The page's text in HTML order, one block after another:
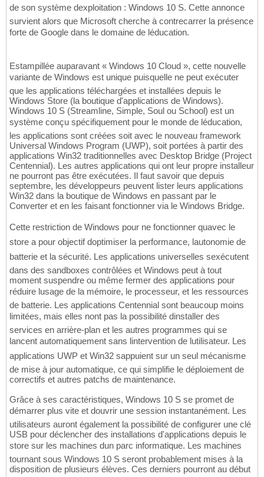
de son système dexploitation : Windows 10 S. Cette annonce
survient alors que Microsoft cherche à contrecarrer la présence
forte de Google dans le domaine de léducation.
Estampillée auparavant « Windows 10 Cloud », cette nouvelle
variante de Windows est unique puisquelle ne peut exécuter
que les applications téléchargées et installées depuis le
Windows Store (la boutique d'applications de Windows).
Windows 10 S (Streamline, Simple, Soul ou School) est un
système conçu spécifiquement pour le monde de léducation,
les applications sont créées soit avec le nouveau framework
Universal Windows Program (UWP), soit portées à partir des
applications Win32 traditionnelles avec Desktop Bridge (Project
Centennial). Les autres applications qui ont leur propre installeur
ne pourront pas être exécutées. Il faut savoir que depuis
septembre, les développeurs peuvent lister leurs applications
Win32 dans la boutique de Windows en passant par le
Converter et en les faisant fonctionner via le Windows Bridge.
Cette restriction de Windows pour ne fonctionner quavec le
store a pour objectif doptimiser la performance, lautonomie de
batterie et la sécurité. Les applications universelles sexécutent
dans des sandboxes contrôlées et Windows peut à tout
moment suspendre ou même fermer des applications pour
réduire lusage de la mémoire, le processeur, et les ressources
de batterie. Les applications Centennial sont beaucoup moins
limitées, mais elles nont pas la possibilité dinstaller des
services en arrière-plan et les autres programmes qui se
lancent automatiquement sans lintervention de lutilisateur. Les
applications UWP et Win32 sappuient sur un seul mécanisme
de mise à jour automatique, ce qui simplifie le déploiement de
correctifs et autres patchs de maintenance.
Grâce à ses caractéristiques, Windows 10 S se promet de
démarrer plus vite et douvrir une session instantanément. Les
utilisateurs auront également la possibilité de configurer une clé
USB pour déclencher des installations d'applications depuis le
store sur les machines dun parc informatique. Les machines
tournant sous Windows 10 S seront probablement mises à la
disposition de plusieurs élèves. Ces derniers pourront au début